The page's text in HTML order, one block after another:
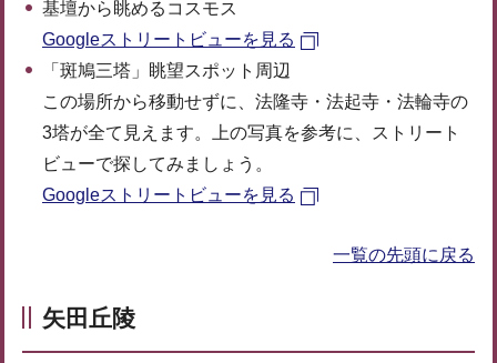
基壇から眺めるコスモス
Googleストリートビューを見る
「斑鳩三塔」眺望スポット周辺
この場所から移動せずに、法隆寺・法起寺・法輪寺の
3塔が全て見えます。上の写真を参考に、ストリート
ビューで探してみましょう。
Googleストリートビューを見る
一覧の先頭に戻る
矢田丘陵